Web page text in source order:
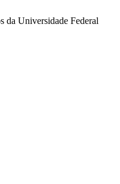
da Universidade Federal